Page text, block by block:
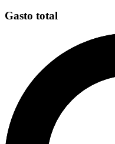
Gasto total